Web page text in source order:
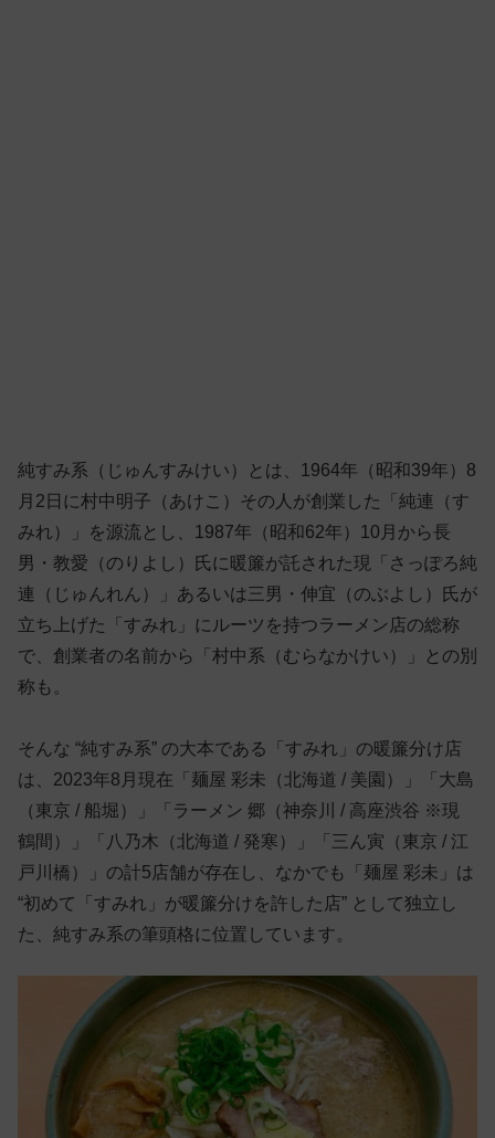
純すみ系（じゅんすみけい）とは、1964年（昭和39年）8
月2日に村中明子（あけこ）その人が創業した「純連（す
みれ）」を源流とし、1987年（昭和62年）10月から長
男・教愛（のりよし）氏に暖簾が託された現「さっぽろ純
連（じゅんれん）」あるいは三男・伸宜（のぶよし）氏が
立ち上げた「すみれ」にルーツを持つラーメン店の総称
で、創業者の名前から「村中系（むらなかけい）」との別
称も。
そんな “純すみ系” の大本である「すみれ」の暖簾分け店
は、2023年8月現在「麺屋 彩未（北海道 / 美園）」「大島
（東京 / 船堀）」「ラーメン 郷（神奈川 / 高座渋谷 ※現
鶴間）」「八乃木（北海道 / 発寒）」「三ん寅（東京 / 江
戸川橋）」の計5店舗が存在し、なかでも「麺屋 彩未」は
“初めて「すみれ」が暖簾分けを許した店” として独立し
た、純すみ系の筆頭格に位置しています。